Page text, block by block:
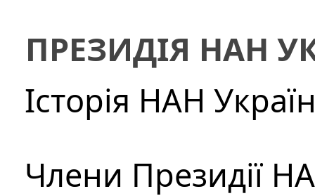
ПРЕЗИДІЯ НАН
Історія НАН
Члени Президії